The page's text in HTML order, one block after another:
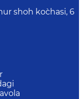
shoh ko`chasi, 6